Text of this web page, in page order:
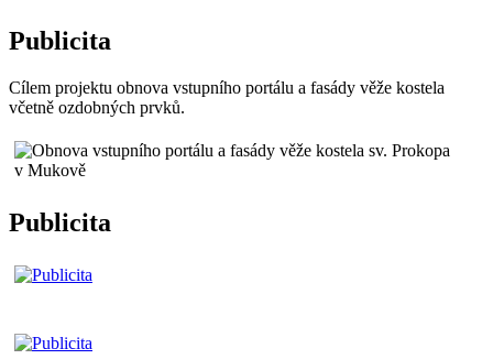
Publicita
Cílem projektu obnova vstupního portálu a fasády věže kostela
včetně ozdobných prvků.
Publicita